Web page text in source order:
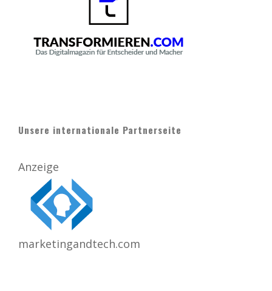
Unsere internationale Partnerseite
Anzeige
marketingandtech.com